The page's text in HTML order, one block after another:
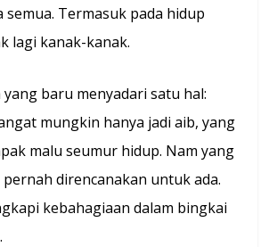
semua. Termasuk pada hidup
lagi kanak-kanak.
yang baru menyadari satu hal:
mungkin hanya jadi aib, yang
malu seumur hidup. Nam yang
direncanakan untuk ada.
kebahagiaan dalam bingkai